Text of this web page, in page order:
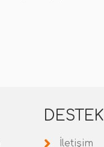
DESTEK
İletişim